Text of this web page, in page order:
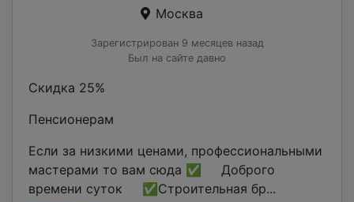
Москва
Зарегистрирован 9 месяцев назад
Был на сайте давно
Скидка 25%
Пенсионерам
Если за низкими ценами, профессиональными
мастерами то вам сюда ✅ Доброго
времени суток ✅Строительная бр...